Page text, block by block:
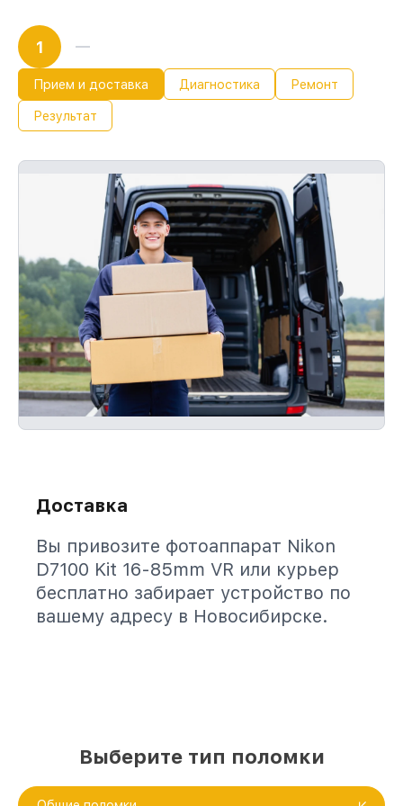
1
Прием и доставка Диагностика Ремонт
Результат
Доставка
Вы привозите фотоаппарат Nikon
D7100 Kit 16-85mm VR или курьер
бесплатно забирает устройство по
вашему адресу в Новосибирске.
Выберите тип поломки